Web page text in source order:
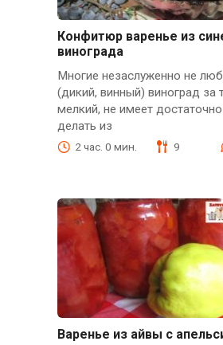
Конфитюр варенье из
винограда
Многие незаслуженно не
(дикий, винный) виноград за
мелкий, не имеет
делать из
2 час. 0 мин. 9
Варенье из айвы с